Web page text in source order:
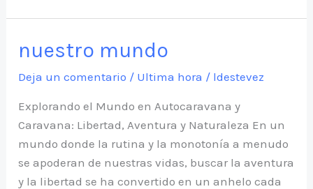
Marisco
nuestro mundo
Deja un comentario / Ultima hora / ldestevez
Explorando el Mundo en Autocaravana y
Caravana: Libertad, Aventura y Naturaleza En un
mundo donde la rutina y la monotonía a menudo
se apoderan de nuestras vidas, buscar la aventura
y la libertad se ha convertido en un anhelo cada